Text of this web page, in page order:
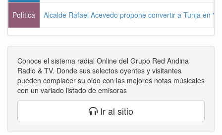
Política Alcalde Rafael Acevedo propone convertir a Tunja en
Conoce el sistema radial Online del Grupo Red Andina
Radio & TV. Donde sus selectos oyentes y visitantes
pueden complacer su oido con las mejores notas músicales
con un variado listado de emisoras
Ir al sitio